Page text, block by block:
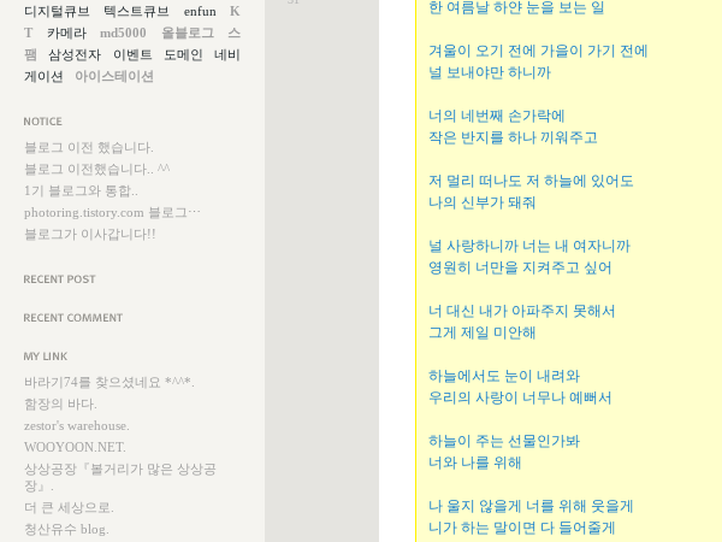
디지털큐브
텍스트큐브 enfun
K
T
카메라 md5000 올블로그
스
팸
삼성전자 이벤트 도메인
네비
게이션
아이스테이션
지사항
블로그 이전 했습니다.
블로그 이전했습니다.. ^^
1기 블로그와 통합..
photoring.tistory.com 블로그⋯
블로그가 이사갑니다!!
크
바라기74를 찾으셨네요 *^^*.
함장의 바다.
zestor's warehouse.
WOOYOON.NET.
상상공장『볼거리가 많은 상상공
장』.
더 큰 세상으로.
청산유수 blog.
한 여름날 하얀 눈을 보는 일
겨울이 오기 전에 가을이 가기 전에
널 보내야만 하니까
너의 네번째 손가락에
작은 반지를 하나 끼워주고
저 멀리 떠나도 저 하늘에 있어도
나의 신부가 돼줘
널 사랑하니까 너는 내 여자니까
영원히 너만을 지켜주고 싶어
너 대신 내가 아파주지 못해서
그게 제일 미안해
하늘에서도 눈이 내려와
우리의 사랑이 너무나 예뻐서
하늘이 주는 선물인가봐
너와 나를 위해
나 울지 않을게 너를 위해 웃을게
니가 하는 말이면 다 들어줄게